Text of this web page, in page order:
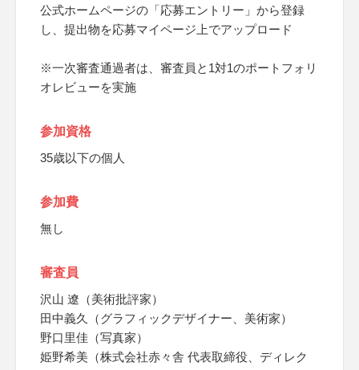
公式ホームページの「応募エントリー」から登録
し、提出物を応募マイページ上でアップロード
※一次審査通過者は、審査員と1対1のポートフォリ
オレビューを実施
参加資格
35歳以下の個人
参加費
無し
審査員
沢山 遼（美術批評家）
田中義久（グラフィックデザイナー、美術家）
野口里佳（写真家）
姫野希美（株式会社赤々舎 代表取締役、ディレク